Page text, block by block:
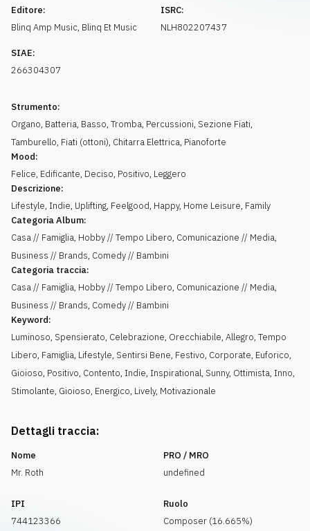
Editore:
Blinq Amp Music, Blinq Et Music
ISRC:
NLH802207437
SIAE:
266304307
Strumento:
Organo, Batteria, Basso, Tromba, Percussioni, Sezione Fiati,
Tamburello, Fiati (ottoni), Chitarra Elettrica, Pianoforte
Mood:
Felice, Edificante, Deciso, Positivo, Leggero
Descrizione:
Lifestyle, Indie, Uplifting, Feelgood, Happy, Home Leisure, Family
Categoria Album:
Casa // Famiglia, Hobby // Tempo Libero, Comunicazione // Media,
Business // Brands, Comedy // Bambini
Categoria traccia:
Casa // Famiglia, Hobby // Tempo Libero, Comunicazione // Media,
Business // Brands, Comedy // Bambini
Keyword:
Luminoso, Spensierato, Celebrazione, Orecchiabile, Allegro, Tempo
Libero, Famiglia, Lifestyle, Sentirsi Bene, Festivo, Corporate, Euforico,
Gioioso, Positivo, Contento, Indie, Inspirational, Sunny, Ottimista, Inno,
Stimolante, Gioioso, Energico, Lively, Motivazionale
Dettagli traccia:
Nome
Mr. Roth
PRO / MRO
undefined
IPI
744123366
Ruolo
Composer (16.665%)